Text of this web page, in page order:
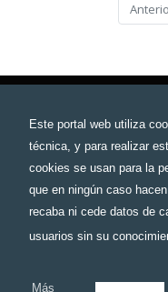
Este portal web utiliza
técnica, y para realizar
cookies se usan para la
que en ningún caso
recaba ni cede datos de
usuarios sin su
Más
Contacto
Política de envíos